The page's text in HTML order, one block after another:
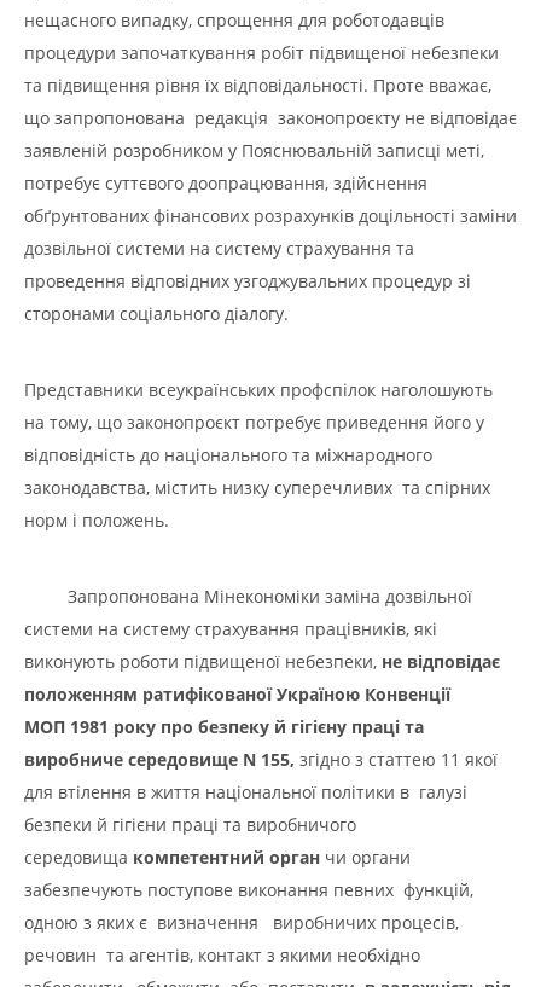
нещасного випадку, спрощення для роботодавців
процедури започаткування робіт підвищеної небезпеки
та підвищення рівня їх відповідальності. Проте вважає,
що запропонована редакція законопроєкту не відповідає
заявленій розробником у Пояснювальній записці меті,
потребує суттєвого доопрацювання, здійснення
обґрунтованих фінансових розрахунків доцільності заміни
дозвільної системи на систему страхування та
проведення відповідних узгоджувальних процедур зі
сторонами соціального діалогу.
Представники всеукраїнських профспілок наголошують
на тому, що законопроєкт потребує приведення його у
відповідність до національного та міжнародного
законодавства, містить низку суперечливих та спірних
норм і положень.
Запропонована Мінекономіки заміна дозвільної
системи на систему страхування працівників, які
виконують роботи підвищеної небезпеки, не відповідає
положенням ратифікованої Україною Конвенції
МОП 1981 року про безпеку й гігієну праці та
виробниче середовище N 155, згідно з статтею 11 якої
для втілення в життя національної політики в галузі
безпеки й гігієни праці та виробничого
середовища компетентний орган чи органи
забезпечують поступове виконання певних функцій,
одною з яких є визначення виробничих процесів,
речовин та агентів, контакт з якими необхідно